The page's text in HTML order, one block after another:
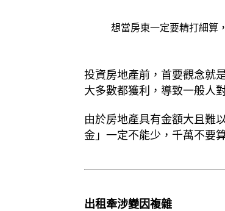
想當房東一定要精打細算
投資房地產前，首要觀念就
大多數都獲利，導致一般人
由於房地產具有金額大且難
金」一定不能少，千萬不要
出租牽涉變因複雜